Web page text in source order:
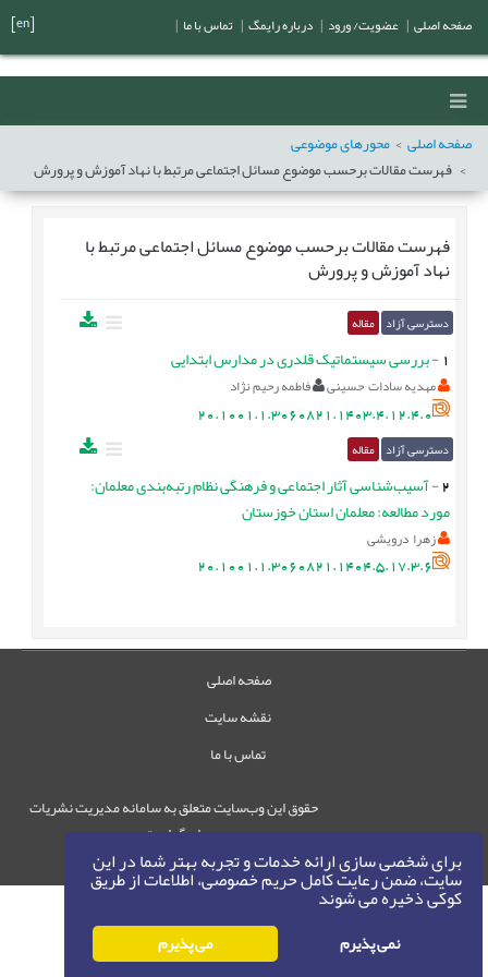
برای شخصی سازی ارائه خدمات و تجربه بهتر شما در این
سایت، ضمن رعایت کامل حریم خصوصی، اطلاعات از طریق
کوکی ذخیره می شوند
نمی پذیرم می پذیرم
صفحه اصلی
محورهای موضوعی
فهرست مقالات برحسب موضوعمسائل اجتماعی مرتبط با نهاد آموزش و پرورش
فهرست مقالات برحسب موضوعمسائل اجتماعی مرتبط با
نهاد آموزش و پرورش
دسترسی آزاد مقاله
-بررسی سیستماتیک قلدری در مدارس ابتدایی
مهدیه سادات حسینی فاطمه رحیم نژاد
20.1001.1.3060821.1403.4.12.4.0
دسترسی آزاد مقاله
2
-آسیب‌شناسی آثار اجتماعی و فرهنگی نظام رتبه‌بندی معلمان:
مورد مطالعه: معلمان استان خوزستان
زهرا درویشی
20.1001.1.3060821.1404.5.17.3.6
صفحه اصلی
نقشه سایت
تماس با ما
حقوق این وب‌سایت متعلق به سامانه مدیریت نشریات
رایمگ است.
حق نشر ©
1405-1396
صفحه اصلی عضویت/ ورود درباره رایمگ تماس با ما